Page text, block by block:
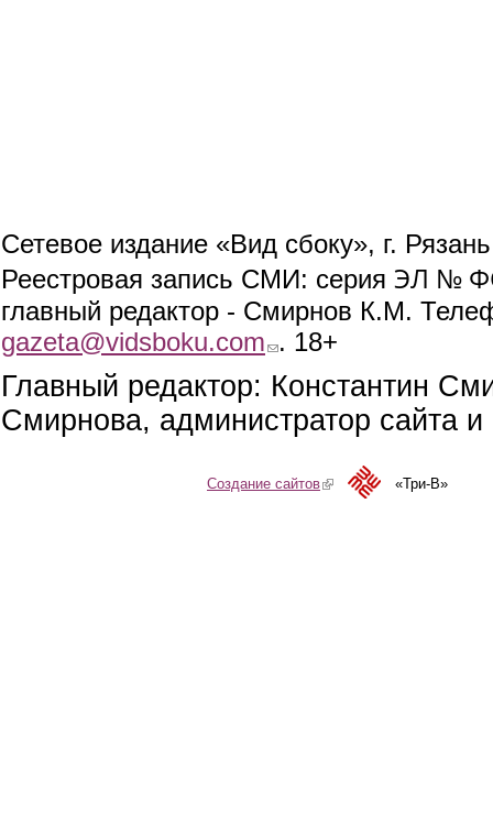
Сетевое издание «Вид сбоку», г.
Реестровая запись СМИ: серия ЭЛ №
главный редактор - Смирнов К.М.
gazeta@vidsboku.com (link sends e-mail)
. 18+
Главный редактор: Константин
Смирнова, администратор сайта
Создание сайтов(link is external)«Три-В»